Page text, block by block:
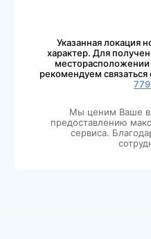
Указанная локация
характер. Для
месторасположении
рекомендуем
Мы ценим Ваше
предоставлению
сервиса.